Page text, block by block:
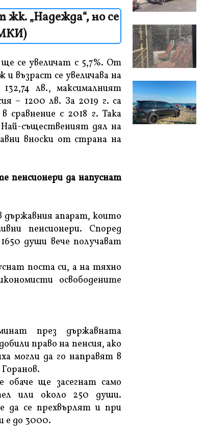
„Надежда“, но се
се увеличат с 5,7%. От
възраст се увеличава на
лв., максималният
– 1200 лв. За 2019 г. са
с 2018 г. Така
същественият дял на
вноски от страна на
пенсионери да напуснат
държавния апарат, които
пенсионери. Според
души вече получават
поста си, а на тяхно
освободените
през държавната
право на пенсия, ако
могли да го направят в
ще засегнат само
или около 250 души.
да се прехвърлят и при
е до 3000.